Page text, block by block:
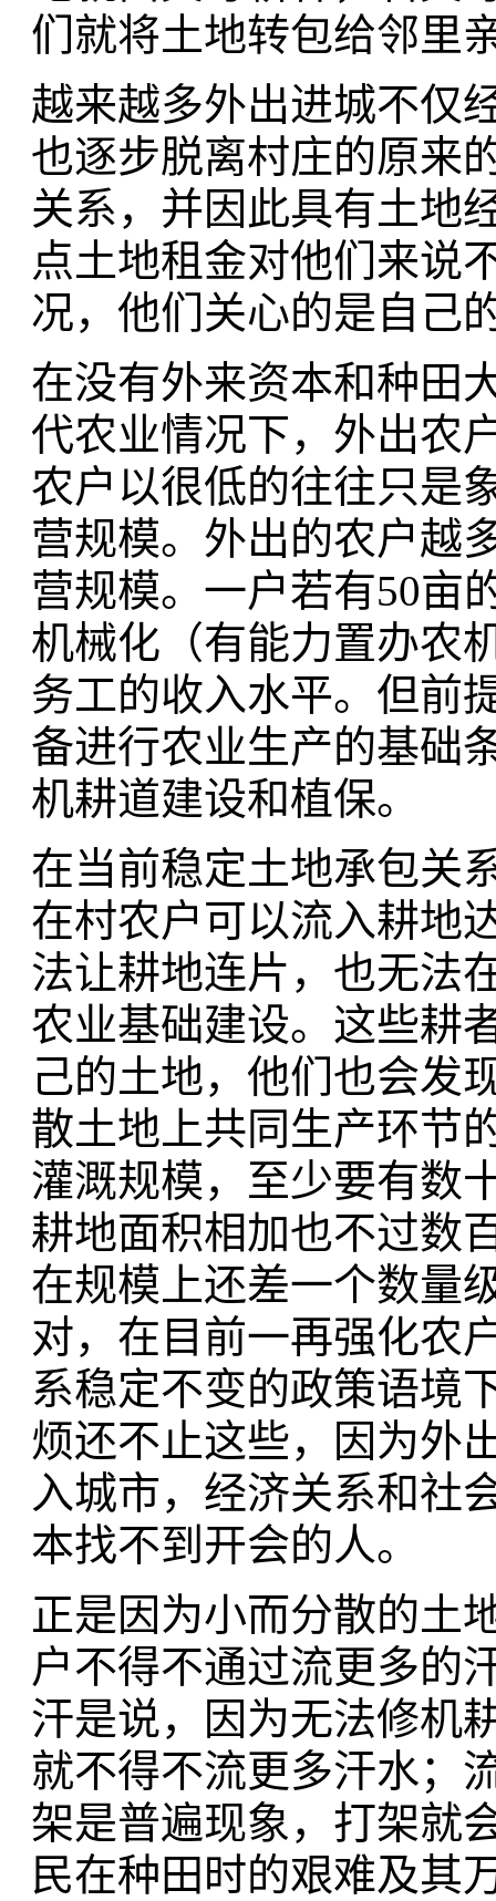
们就将土地转包给邻里
越来越多外出进城不仅
也逐步脱离村庄的原来
关系，并因此具有土地
点土地租金对他们来说
况，他们关心的是自己
在没有外来资本和种田
代农业情况下，外出农
农户以很低的往往只是
营规模。外出的农户越
营规模。一户若有50亩
机械化（有能力置办农
务工的收入水平。但前
备进行农业生产的基础
机耕道建设和植保。
在当前稳定土地承包关
在村农户可以流入耕地
法让耕地连片，也无法
农业基础建设。这些耕
己的土地，他们也会发
散土地上共同生产环节
灌溉规模，至少要有数
耕地面积相加也不过数
在规模上还差一个数量
对，在目前一再强化农
系稳定不变的政策语境
烦还不止这些，因为外
入城市，经济关系和社
本找不到开会的人。
正是因为小而分散的土
户不得不通过流更多的
汗是说，因为无法修机
就不得不流更多汗水；
架是普遍现象，打架就
民在种田时的艰难及其